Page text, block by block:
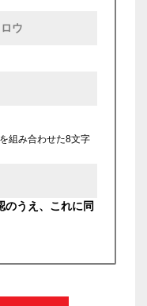
組み合わせた8文字
のうえ、これに同